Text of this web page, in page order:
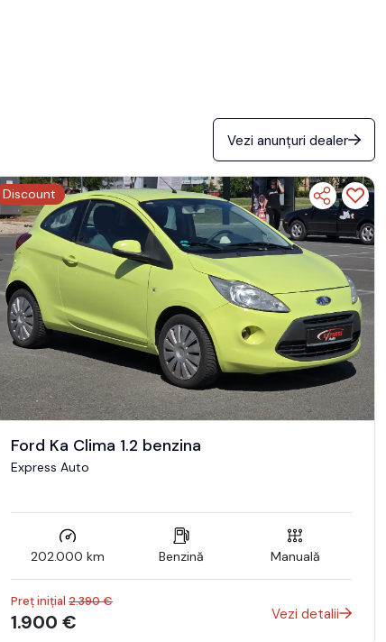
Vezi anunțuri dealer
Discount
Ford Ka Clima 1.2 benzina
Express Auto
202.000 km Benzină Manuală
Preț inițial 2.390 €
1.900 € Vezi detalii